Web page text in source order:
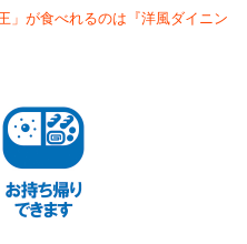
」が食べれるのは『洋風ダイニン